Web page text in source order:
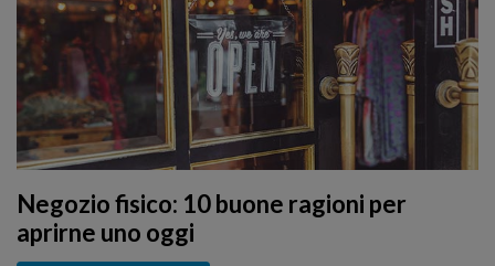
Negozio fisico: 10 buone ragioni per
aprirne uno oggi